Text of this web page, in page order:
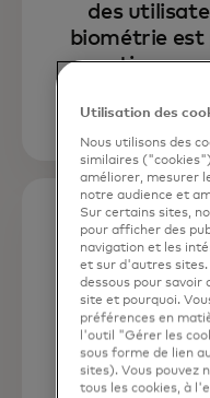
des
biométrie est
pratique
des
Utilisation des
Nous utilisons des
similaires
améliorer, mesurer
notre audience et
Sur certains sites,
pour afficher des
navigation et les
et sur d'autres sites.
dessous pour savoir
site et pourquoi.
préférences en
l'outil "Gérer les
sous forme de lien
sites). Vous pouvez
tous les cookies, à